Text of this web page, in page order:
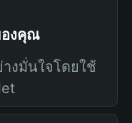
องคุณ
งมั่นใจโดยใช้